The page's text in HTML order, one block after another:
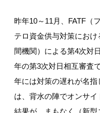
昨年10～11月、FATF（
テロ資金供与対策にお
間機関）による第4次対
年の第3次対日相互審査
年には対策の遅れが名
は、背水の陣でオンサ